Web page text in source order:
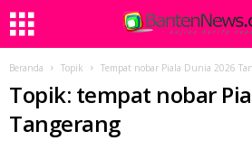
Beranda Topik Tempat nobar Piala Dunia 2026
Topik: tempat nobar
Tangerang